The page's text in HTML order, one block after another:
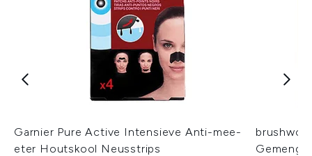
Garnier Pure Active Intensieve Anti-mee-
eter Houtskool Neusstrips
Gemengd